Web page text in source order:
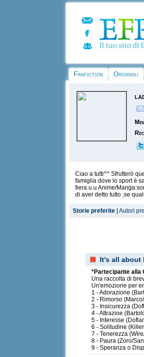
Fanfiction Originali
Ciao a tutti^^ Sfrutterò
famiglia dove lo sport è
fiera u.u Anime/
di aver detto tutto ,se
Storie preferite |Autori
It's all about
*Partecipante alla
Una raccolta di
Un'emozione per
1 - Adorazione
2 - Rimorso
3 - Insicurezza
4 - Attrazioe
5 - Interesse
6 - Solitudine
7 - Tenerezza
8 - Paura (Zoro/
9 - Speranza o